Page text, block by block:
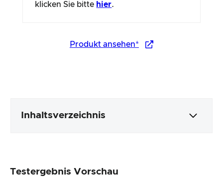
klicken Sie bitte hier.
Produkt ansehen*
Inhaltsverzeichnis
Produktverarbeitung & Erscheinungsbild
Testergebnis Vorschau